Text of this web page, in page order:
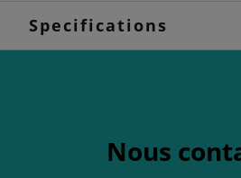
Specifications
Nous